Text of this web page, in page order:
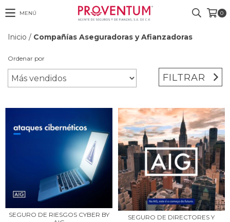
MENÚ 0
Inicio / Compañías Aseguradoras y Afianzadoras
Ordenar por
FILTRAR
SEGURO DE RIESGOS CYBER BY
SEGURO DE DIRECTORES Y